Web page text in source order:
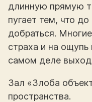
длинную прямую
пугает тем, что
добраться.
страха и на
самом деле выход
Зал «Злоба
пространства.